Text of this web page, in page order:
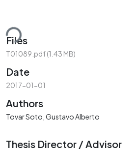
Files
T01089.pdf(1.43 MB)
Date
2017-01-01
Authors
Tovar Soto, Gustavo Alberto
Thesis Director / Advisor